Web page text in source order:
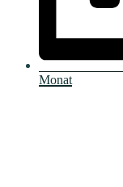
Monat